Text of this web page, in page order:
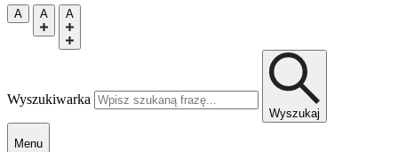
A A A
Wyszukiwarka
Wyszukaj
Menu